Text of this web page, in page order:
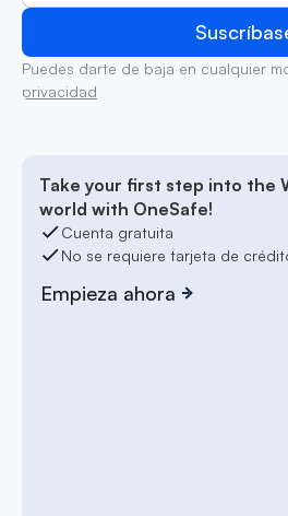
Puedes darte de baja en cualquier
privacidad
Take your first step into the
world with OneSafe!
Cuenta gratuita
No se requiere tarjeta de
Empieza ahora